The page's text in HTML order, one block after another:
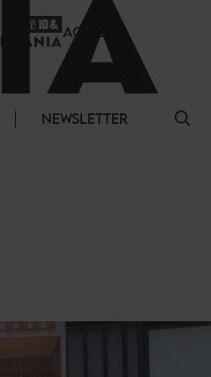
ACCEDI
NEWSLETTER